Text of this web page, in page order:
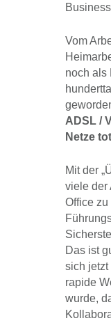
Vom
noch als
ADSL /
Netze
Mit der
viele der
Office zu
Das ist
sich
rapide
wurde,